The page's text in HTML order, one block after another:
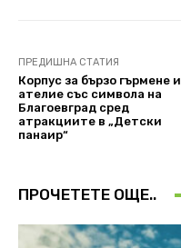
ПРЕДИШНА СТАТИЯ
Корпус за бързо гърмене и
ателие със символа на
Благоевград сред
атракциите в „Детски
панаир“
ПРОЧЕТЕТЕ ОЩЕ..